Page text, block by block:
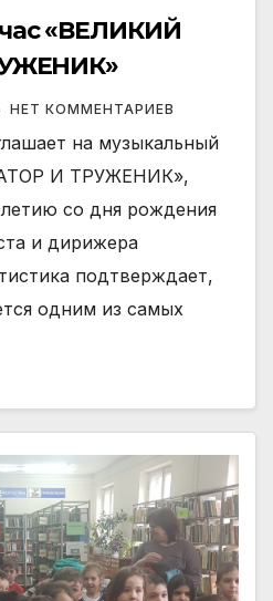
«ВЕЛИКИЙ
НЕТ КОММЕНТАРИЕВ
на музыкальный
И ТРУЖЕНИК»,
со дня рождения
и дирижера
подтверждает,
одним из самых